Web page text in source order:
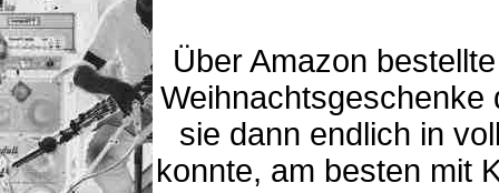
Über Amazon
Weihnachtsgeschenke
sie dann endlich in
konnte, am besten mit